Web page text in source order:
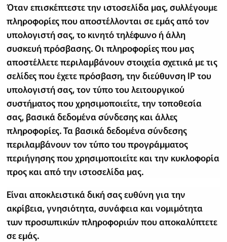
Όταν επισκέπτεστε την ιστοσελίδα μας, συλλέγουμε
πληροφορίες που αποστέλλονται σε εμάς από τον
υπολογιστή σας, το κινητό τηλέφωνο ή άλλη
συσκευή πρόσβασης. Οι πληροφορίες που μας
αποστέλλετε περιλαμβάνουν στοιχεία σχετικά με τις
σελίδες που έχετε πρόσβαση, την διεύθυνση IP του
υπολογιστή σας, τον τύπο του λειτουργικού
συστήματος που χρησιμοποιείτε, την τοποθεσία
σας, βασικά δεδομένα σύνδεσης και άλλες
πληροφορίες. Τα βασικά δεδομένα σύνδεσης
περιλαμβάνουν τον τύπο του προγράμματος
περιήγησης που χρησιμοποιείτε και την κυκλοφορία
προς και από την ιστοσελίδα μας.
Είναι αποκλειστικά δική σας ευθύνη για την
ακρίβεια, γνησιότητα, συνάφεια και νομιμότητα
των προσωπικών πληροφοριών που αποκαλύπτετε
σε εμάς.